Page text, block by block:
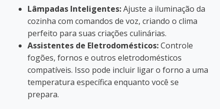
Lâmpadas Inteligentes:Ajuste a iluminação da
cozinha com comandos de voz, criando o clima
perfeito para suas criações culinárias.
Assistentes de Eletrodomésticos:Controle
fogões, fornos e outros eletrodomésticos
compatíveis. Isso pode incluir ligar o forno a uma
temperatura específica enquanto você se
prepara.